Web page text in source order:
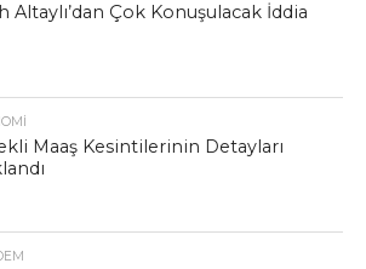
Altaylı’dan Çok Konuşulacak İddia
Maaş Kesintilerinin Detayları